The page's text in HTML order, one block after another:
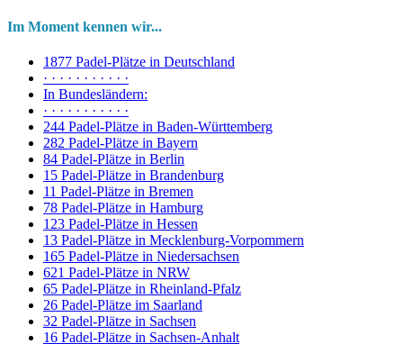
Im Moment kennen wir...
1877 Padel-Plätze in Deutschland
· · · · · · · · · · ·
In Bundesländern:
· · · · · · · · · · ·
244 Padel-Plätze in Baden-Württemberg
282 Padel-Plätze in Bayern
84 Padel-Plätze in Berlin
15 Padel-Plätze in Brandenburg
11 Padel-Plätze in Bremen
78 Padel-Plätze in Hamburg
123 Padel-Plätze in Hessen
13 Padel-Plätze in Mecklenburg-Vorpommern
165 Padel-Plätze in Niedersachsen
621 Padel-Plätze in NRW
65 Padel-Plätze in Rheinland-Pfalz
26 Padel-Plätze im Saarland
32 Padel-Plätze in Sachsen
16 Padel-Plätze in Sachsen-Anhalt